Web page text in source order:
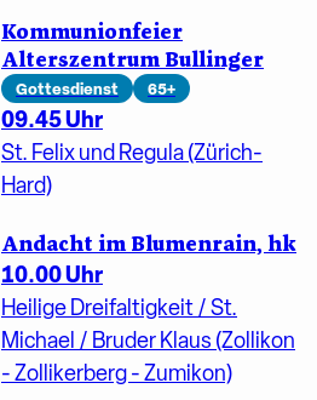
Kommunionfeier
Alterszentrum Bullinger
Gottesdienst 65+
09.45 Uhr
St. Felix und Regula (Zürich-
Hard)
Andacht im Blumenrain, hk
10.00 Uhr
Heilige Dreifaltigkeit / St.
Michael / Bruder Klaus (Zollikon
- Zollikerberg - Zumikon)